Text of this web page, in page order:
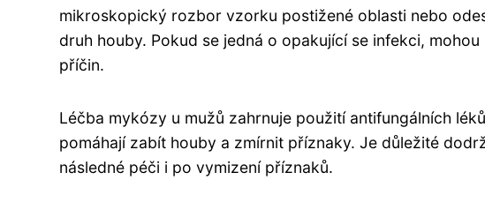
mikroskopický rozbor vzorku postižené oblasti nebo
druh houby. Pokud se jedná o opakující se infekci,
příčin.
Léčba mykózy u mužů zahrnuje použití antifungálních
pomáhají zabít houby a zmírnit příznaky. Je důležité
následné péči i po vymizení příznaků.